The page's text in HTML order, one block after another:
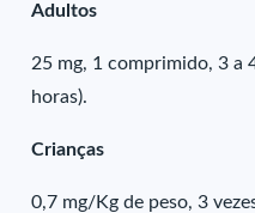
Adultos
25 mg, 1 comprimido, 3 a
horas).
Crianças
0,7 mg/Kg de peso, 3